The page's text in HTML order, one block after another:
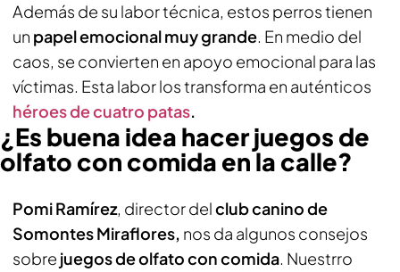
Además de su labor técnica, estos perros tienen
un papel emocional muy grande. En medio del
caos, se convierten en apoyo emocional para las
víctimas. Esta labor los transforma en auténticos
héroes de cuatro patas.
¿Es buena idea hacer juegos de
olfato con comida en la calle?
Pomi Ramírez, director delclub canino de
Somontes Miraflores, nos da algunos consejos
sobre juegos de olfato con comida. Nuestrro